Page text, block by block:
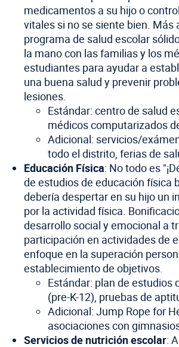
medicamentos a su hijo o
vitales si no se siente bien. Más
programa de salud escolar
la mano con las familias y los
estudiantes para ayudar a
una buena salud y prevenir
lesiones.
Estándar: centro de salud
médicos computarizados
Adicional: servicios/
todo el distrito, ferias de
Educación Física: No todo es
de estudios de educación física
debería despertar en su hijo un
por la actividad física.
desarrollo social y emocional a
participación en actividades de
enfoque en la superación
establecimiento de objetivos.
Estándar: plan de estudios
(pre-K-12), pruebas de
Adicional: Jump Rope for
asociaciones con
Servicios de nutrición escolar: